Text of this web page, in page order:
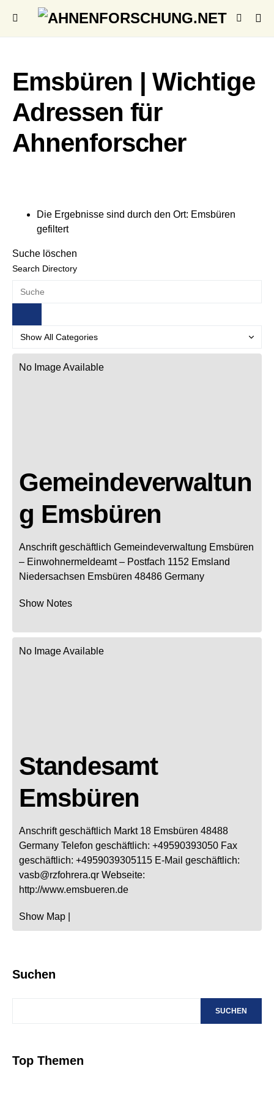
Emsbüren | Wichtige
Adressen für
Ahnenforscher
Die Ergebnisse sind durch den Ort: Emsbüren
gefiltert
Suche löschen
Search Directory
No Image Available
Gemeindeverwaltun
g Emsbüren
Anschrift geschäftlich Gemeindeverwaltung Emsbüren
– Einwohnermeldeamt – Postfach 1152 Emsland
Niedersachsen Emsbüren 48486 Germany
Show Notes
No Image Available
Standesamt
Emsbüren
Anschrift geschäftlich Markt 18 Emsbüren 48488
Germany Telefon geschäftlich: +49590393050 Fax
geschäftlich: +4959039305115 E-Mail geschäftlich:
vasb@rzfohrera.qr Webseite:
http://www.emsbueren.de
Show Map
Suchen
SUCHEN
Top Themen